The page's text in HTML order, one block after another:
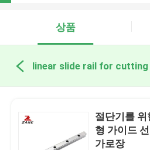
상품
절단기를 위
형 가이드
가로장